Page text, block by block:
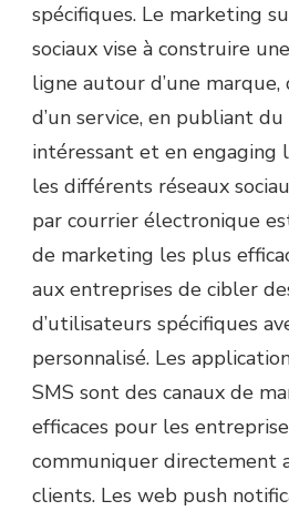
spécifiques. Le marketing
sociaux vise à construire
ligne autour d’une marque,
d’un service, en publiant
intéressant et en engaging
les différents réseaux
par courrier électronique
de marketing les plus
aux entreprises de cibler
d’utilisateurs spécifiques
personnalisé. Les
SMS sont des canaux de
efficaces pour les
communiquer directement
clients. Les web push